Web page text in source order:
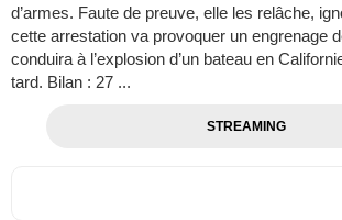
d’armes. Faute de preuve, elle les relâche,
cette arrestation va provoquer un engrenage
conduira à l’explosion d’un bateau en
tard. Bilan : 27 ...
STREAMING